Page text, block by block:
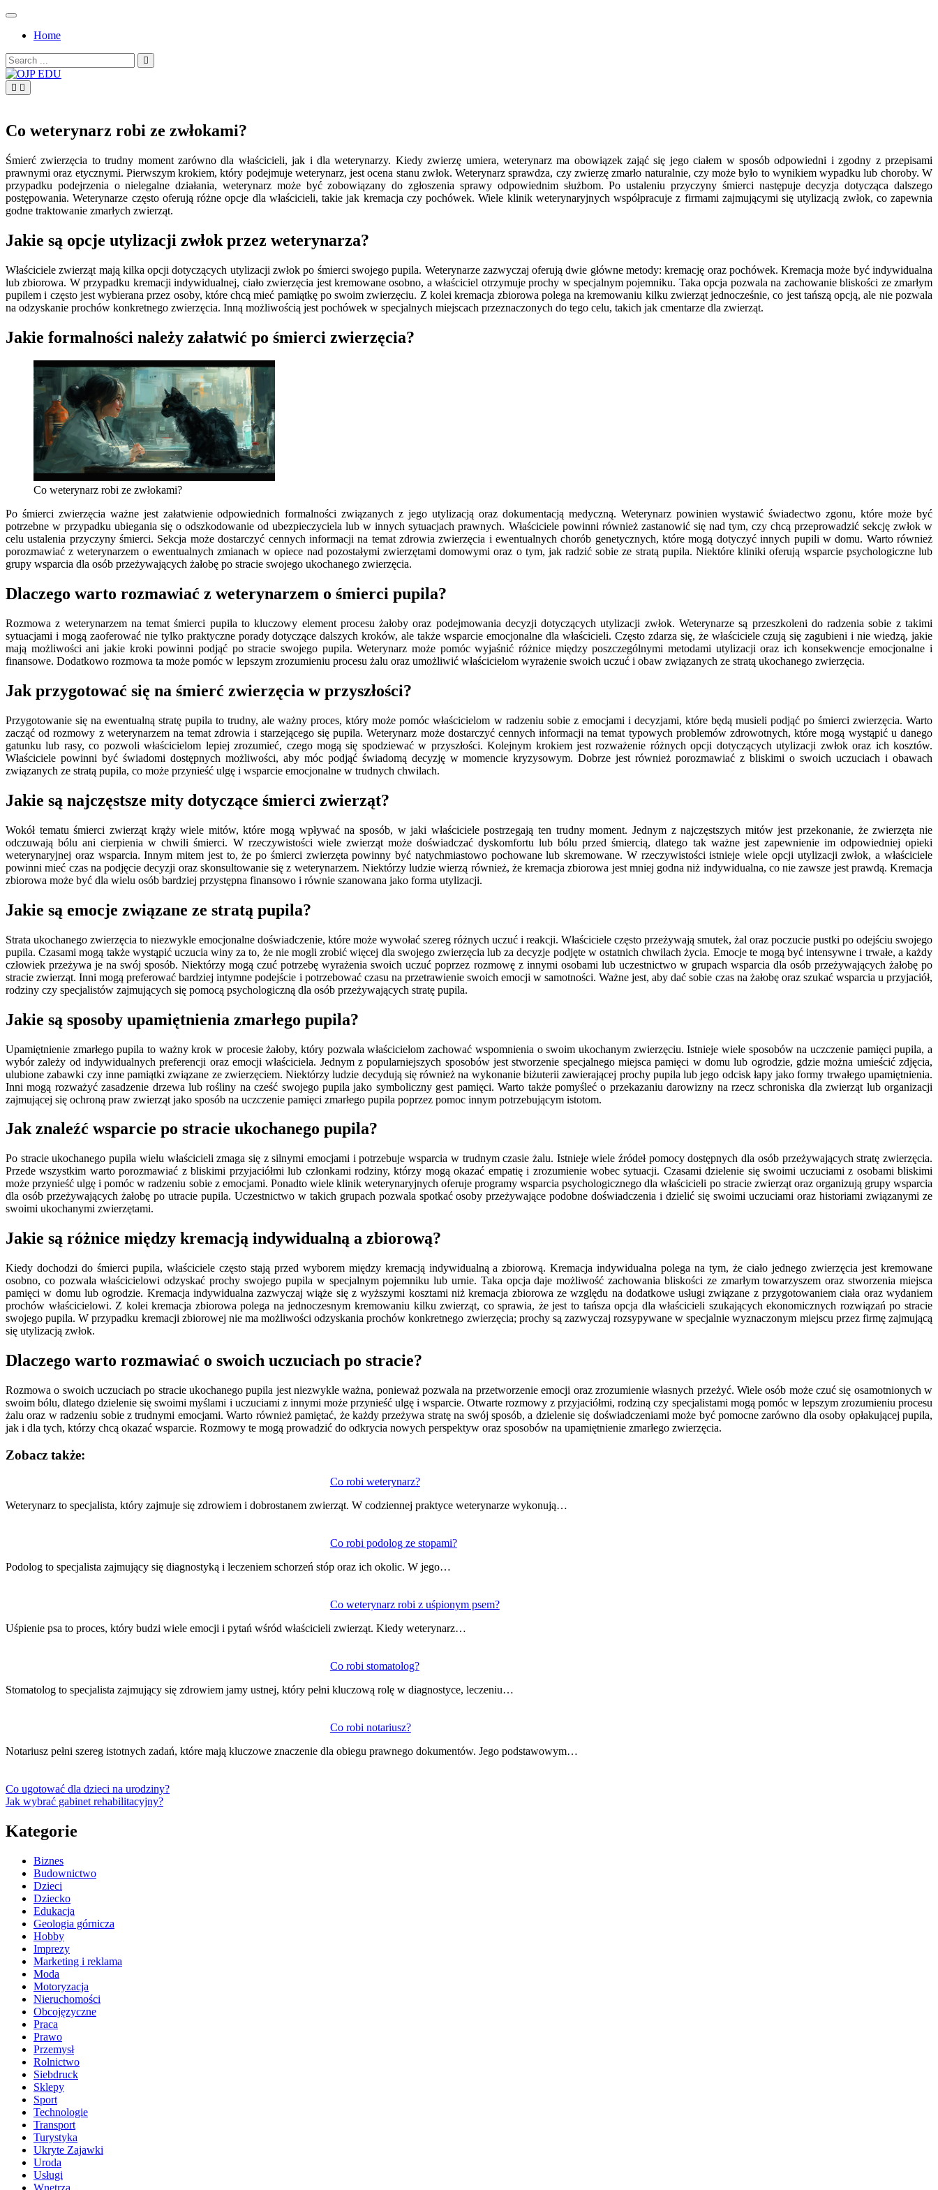
Skip
contentHome
Search
for:
Co weterynarz robi ze zwłokami?
Śmierć zwierzęcia to trudny moment zarówno dla właścicieli, jak i dla weterynarzy. Kiedy zwierzę umiera, weterynarz ma obowiązek zająć się jego ciałem w sposób odpowiedni i zgodny z przepisami
prawnymi oraz etycznymi. Pierwszym krokiem, który podejmuje weterynarz, jest ocena stanu zwłok. Weterynarz sprawdza, czy zwierzę zmarło naturalnie, czy może było to wynikiem wypadku lub choroby. W
przypadku podejrzenia o nielegalne działania, weterynarz może być zobowiązany do zgłoszenia sprawy odpowiednim służbom. Po ustaleniu przyczyny śmierci następuje decyzja dotycząca dalszego
postępowania. Weterynarze często oferują różne opcje dla właścicieli, takie jak kremacja czy pochówek. Wiele klinik weterynaryjnych współpracuje z firmami zajmującymi się utylizacją zwłok, co zapewnia
godne traktowanie zmarłych zwierząt.
Jakie są opcje utylizacji zwłok przez weterynarza?
Właściciele zwierząt mają kilka opcji dotyczących utylizacji zwłok po śmierci swojego pupila. Weterynarze zazwyczaj oferują dwie główne metody: kremację oraz pochówek. Kremacja może być indywidualna
lub zbiorowa. W przypadku kremacji indywidualnej, ciało zwierzęcia jest kremowane osobno, a właściciel otrzymuje prochy w specjalnym pojemniku. Taka opcja pozwala na zachowanie bliskości ze zmarłym
pupilem i często jest wybierana przez osoby, które chcą mieć pamiątkę po swoim zwierzęciu. Z kolei kremacja zbiorowa polega na kremowaniu kilku zwierząt jednocześnie, co jest tańszą opcją, ale nie pozwala
na odzyskanie prochów konkretnego zwierzęcia. Inną możliwością jest pochówek w specjalnych miejscach przeznaczonych do tego celu, takich jak cmentarze dla zwierząt.
Jakie formalności należy załatwić po śmierci zwierzęcia?
Co weterynarz robi ze zwłokami?
Po śmierci zwierzęcia ważne jest załatwienie odpowiednich formalności związanych z jego utylizacją oraz dokumentacją medyczną. Weterynarz powinien wystawić świadectwo zgonu, które może być
potrzebne w przypadku ubiegania się o odszkodowanie od ubezpieczyciela lub w innych sytuacjach prawnych. Właściciele powinni również zastanowić się nad tym, czy chcą przeprowadzić sekcję zwłok w
celu ustalenia przyczyny śmierci. Sekcja może dostarczyć cennych informacji na temat zdrowia zwierzęcia i ewentualnych chorób genetycznych, które mogą dotyczyć innych pupili w domu. Warto również
porozmawiać z weterynarzem o ewentualnych zmianach w opiece nad pozostałymi zwierzętami domowymi oraz o tym, jak radzić sobie ze stratą pupila. Niektóre kliniki oferują wsparcie psychologiczne lub
grupy wsparcia dla osób przeżywających żałobę po stracie swojego ukochanego zwierzęcia.
Dlaczego warto rozmawiać z weterynarzem o śmierci pupila?
Rozmowa z weterynarzem na temat śmierci pupila to kluczowy element procesu żałoby oraz podejmowania decyzji dotyczących utylizacji zwłok. Weterynarze są przeszkoleni do radzenia sobie z takimi
sytuacjami i mogą zaoferować nie tylko praktyczne porady dotyczące dalszych kroków, ale także wsparcie emocjonalne dla właścicieli. Często zdarza się, że właściciele czują się zagubieni i nie wiedzą, jakie
mają możliwości ani jakie kroki powinni podjąć po stracie swojego pupila. Weterynarz może pomóc wyjaśnić różnice między poszczególnymi metodami utylizacji oraz ich konsekwencje emocjonalne i
finansowe. Dodatkowo rozmowa ta może pomóc w lepszym zrozumieniu procesu żalu oraz umożliwić właścicielom wyrażenie swoich uczuć i obaw związanych ze stratą ukochanego zwierzęcia.
Jak przygotować się na śmierć zwierzęcia w przyszłości?
Przygotowanie się na ewentualną stratę pupila to trudny, ale ważny proces, który może pomóc właścicielom w radzeniu sobie z emocjami i decyzjami, które będą musieli podjąć po śmierci zwierzęcia. Warto
zacząć od rozmowy z weterynarzem na temat zdrowia i starzejącego się pupila. Weterynarz może dostarczyć cennych informacji na temat typowych problemów zdrowotnych, które mogą wystąpić u danego
gatunku lub rasy, co pozwoli właścicielom lepiej zrozumieć, czego mogą się spodziewać w przyszłości. Kolejnym krokiem jest rozważenie różnych opcji dotyczących utylizacji zwłok oraz ich kosztów.
Właściciele powinni być świadomi dostępnych możliwości, aby móc podjąć świadomą decyzję w momencie kryzysowym. Dobrze jest również porozmawiać z bliskimi o swoich uczuciach i obawach
związanych ze stratą pupila, co może przynieść ulgę i wsparcie emocjonalne w trudnych chwilach.
Jakie są najczęstsze mity dotyczące śmierci zwierząt?
Wokół tematu śmierci zwierząt krąży wiele mitów, które mogą wpływać na sposób, w jaki właściciele postrzegają ten trudny moment. Jednym z najczęstszych mitów jest przekonanie, że zwierzęta nie
odczuwają bólu ani cierpienia w chwili śmierci. W rzeczywistości wiele zwierząt może doświadczać dyskomfortu lub bólu przed śmiercią, dlatego tak ważne jest zapewnienie im odpowiedniej opieki
weterynaryjnej oraz wsparcia. Innym mitem jest to, że po śmierci zwierzęta powinny być natychmiastowo pochowane lub skremowane. W rzeczywistości istnieje wiele opcji utylizacji zwłok, a właściciele
powinni mieć czas na podjęcie decyzji oraz skonsultowanie się z weterynarzem. Niektórzy ludzie wierzą również, że kremacja zbiorowa jest mniej godna niż indywidualna, co nie zawsze jest prawdą. Kremacja
zbiorowa może być dla wielu osób bardziej przystępna finansowo i równie szanowana jako forma utylizacji.
Jakie są emocje związane ze stratą pupila?
Strata ukochanego zwierzęcia to niezwykle emocjonalne doświadczenie, które może wywołać szereg różnych uczuć i reakcji. Właściciele często przeżywają smutek, żal oraz poczucie pustki po odejściu swojego
pupila. Czasami mogą także wystąpić uczucia winy za to, że nie mogli zrobić więcej dla swojego zwierzęcia lub za decyzje podjęte w ostatnich chwilach życia. Emocje te mogą być intensywne i trwałe, a każdy
człowiek przeżywa je na swój sposób. Niektórzy mogą czuć potrzebę wyrażenia swoich uczuć poprzez rozmowę z innymi osobami lub uczestnictwo w grupach wsparcia dla osób przeżywających żałobę po
stracie zwierząt. Inni mogą preferować bardziej intymne podejście i potrzebować czasu na przetrawienie swoich emocji w samotności. Ważne jest, aby dać sobie czas na żałobę oraz szukać wsparcia u przyjaciół,
rodziny czy specjalistów zajmujących się pomocą psychologiczną dla osób przeżywających stratę pupila.
Jakie są sposoby upamiętnienia zmarłego pupila?
Upamiętnienie zmarłego pupila to ważny krok w procesie żałoby, który pozwala właścicielom zachować wspomnienia o swoim ukochanym zwierzęciu. Istnieje wiele sposobów na uczczenie pamięci pupila, a
wybór zależy od indywidualnych preferencji oraz emocji właściciela. Jednym z popularniejszych sposobów jest stworzenie specjalnego miejsca pamięci w domu lub ogrodzie, gdzie można umieścić zdjęcia,
ulubione zabawki czy inne pamiątki związane ze zwierzęciem. Niektórzy ludzie decydują się również na wykonanie biżuterii zawierającej prochy pupila lub jego odcisk łapy jako formy trwałego upamiętnienia.
Inni mogą rozważyć zasadzenie drzewa lub rośliny na cześć swojego pupila jako symboliczny gest pamięci. Warto także pomyśleć o przekazaniu darowizny na rzecz schroniska dla zwierząt lub organizacji
zajmującej się ochroną praw zwierząt jako sposób na uczczenie pamięci zmarłego pupila poprzez pomoc innym potrzebującym istotom.
Jak znaleźć wsparcie po stracie ukochanego pupila?
Po stracie ukochanego pupila wielu właścicieli zmaga się z silnymi emocjami i potrzebuje wsparcia w trudnym czasie żalu. Istnieje wiele źródeł pomocy dostępnych dla osób przeżywających stratę zwierzęcia.
Przede wszystkim warto porozmawiać z bliskimi przyjaciółmi lub członkami rodziny, którzy mogą okazać empatię i zrozumienie wobec sytuacji. Czasami dzielenie się swoimi uczuciami z osobami bliskimi
może przynieść ulgę i pomóc w radzeniu sobie z emocjami. Ponadto wiele klinik weterynaryjnych oferuje programy wsparcia psychologicznego dla właścicieli po stracie zwierząt oraz organizują grupy wsparcia
dla osób przeżywających żałobę po utracie pupila. Uczestnictwo w takich grupach pozwala spotkać osoby przeżywające podobne doświadczenia i dzielić się swoimi uczuciami oraz historiami związanymi ze
swoimi ukochanymi zwierzętami.
Jakie są różnice między kremacją indywidualną a zbiorową?
Kiedy dochodzi do śmierci pupila, właściciele często stają przed wyborem między kremacją indywidualną a zbiorową. Kremacja indywidualna polega na tym, że ciało jednego zwierzęcia jest kremowane
osobno, co pozwala właścicielowi odzyskać prochy swojego pupila w specjalnym pojemniku lub urnie. Taka opcja daje możliwość zachowania bliskości ze zmarłym towarzyszem oraz stworzenia miejsca
pamięci w domu lub ogrodzie. Kremacja indywidualna zazwyczaj wiąże się z wyższymi kosztami niż kremacja zbiorowa ze względu na dodatkowe usługi związane z przygotowaniem ciała oraz wydaniem
prochów właścicielowi. Z kolei kremacja zbiorowa polega na jednoczesnym kremowaniu kilku zwierząt, co sprawia, że jest to tańsza opcja dla właścicieli szukających ekonomicznych rozwiązań po stracie
swojego pupila. W przypadku kremacji zbiorowej nie ma możliwości odzyskania prochów konkretnego zwierzęcia; prochy są zazwyczaj rozsypywane w specjalnie wyznaczonym miejscu przez firmę zajmującą
się utylizacją zwłok.
Dlaczego warto rozmawiać o swoich uczuciach po stracie?
Rozmowa o swoich uczuciach po stracie ukochanego pupila jest niezwykle ważna, ponieważ pozwala na przetworzenie emocji oraz zrozumienie własnych przeżyć. Wiele osób może czuć się osamotnionych w
swoim bólu, dlatego dzielenie się swoimi myślami i uczuciami z innymi może przynieść ulgę i wsparcie. Otwarte rozmowy z przyjaciółmi, rodziną czy specjalistami mogą pomóc w lepszym zrozumieniu procesu
żalu oraz w radzeniu sobie z trudnymi emocjami. Warto również pamiętać, że każdy przeżywa stratę na swój sposób, a dzielenie się doświadczeniami może być pomocne zarówno dla osoby opłakującej pupila,
jak i dla tych, którzy chcą okazać wsparcie. Rozmowy te mogą prowadzić do odkrycia nowych perspektyw oraz sposobów na upamiętnienie zmarłego zwierzęcia.
Zobacz także:
Co robi weterynarz?
Weterynarz to specjalista, który zajmuje się zdrowiem i dobrostanem zwierząt. W codziennej praktyce weterynarze wykonują…
Co robi podolog ze stopami?
Podolog to specjalista zajmujący się diagnostyką i leczeniem schorzeń stóp oraz ich okolic. W jego…
Co weterynarz robi z uśpionym psem?
Uśpienie psa to proces, który budzi wiele emocji i pytań wśród właścicieli zwierząt. Kiedy weterynarz…
Co robi stomatolog?
Stomatolog to specjalista zajmujący się zdrowiem jamy ustnej, który pełni kluczową rolę w diagnostyce, leczeniu…
Co robi notariusz?
Notariusz pełni szereg istotnych zadań, które mają kluczowe znaczenie dla obiegu prawnego dokumentów. Jego podstawowym…
wpisu
Co ugotować dla dzieci na urodziny?
Jak wybrać gabinet rehabilitacyjny?
Kategorie
Biznes
Budownictwo
Dzieci
Dziecko
Edukacja
Geologia górnicza
Hobby
Imprezy
Marketing i reklama
Moda
Motoryzacja
Nieruchomości
Obcojęzyczne
Praca
Prawo
Przemysł
Rolnictwo
Siebdruck
Sklepy
Sport
Technologie
Transport
Turystyka
Ukryte Zajawki
Uroda
Usługi